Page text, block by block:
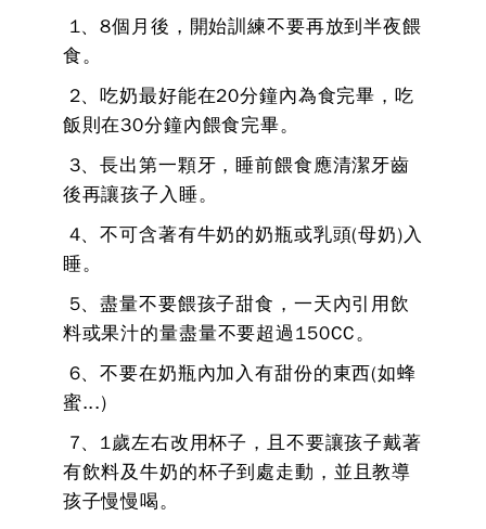
1、8個月後，開始訓練不要再放到半夜餵
食。
2、吃奶最好能在20分鐘內為食完畢，吃
飯則在30分鐘內餵食完畢。
3、長出第一顆牙，睡前餵食應清潔牙齒
後再讓孩子入睡。
4、不可含著有牛奶的奶瓶或乳頭(母奶)入
睡。
5、盡量不要餵孩子甜食，一天內引用飲
料或果汁的量盡量不要超過150CC。
6、不要在奶瓶內加入有甜份的東西(如蜂
蜜...)
7、1歲左右改用杯子，且不要讓孩子戴著
有飲料及牛奶的杯子到處走動，並且教導
孩子慢慢喝。